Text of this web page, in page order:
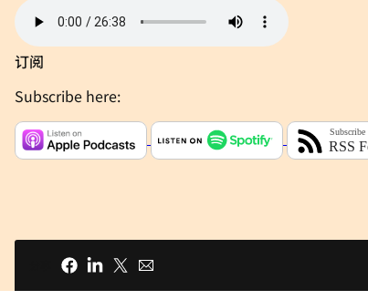
订阅
Subscribe here: